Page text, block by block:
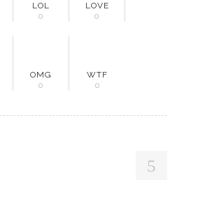
LOL
0
LOVE
0
OMG
0
WTF
0